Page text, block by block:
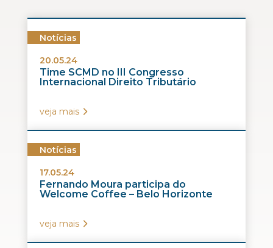
Notícias
20.05.24
Time SCMD no III Congresso
Internacional Direito Tributário
veja mais
Notícias
17.05.24
Fernando Moura participa do
Welcome Coffee – Belo Horizonte
veja mais